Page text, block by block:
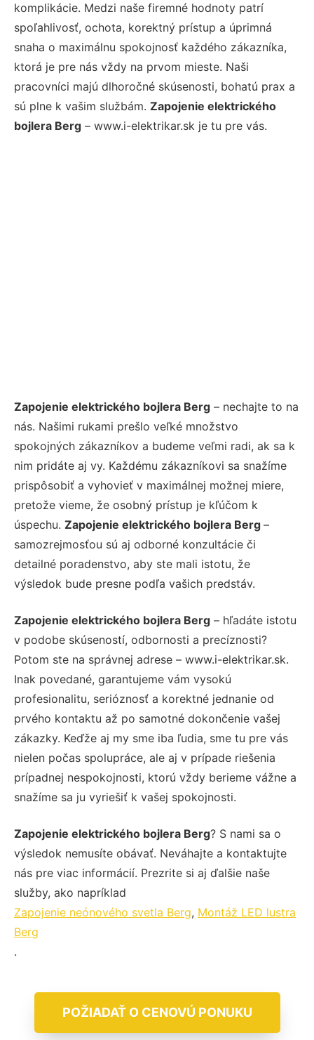
komplikácie. Medzi naše firemné hodnoty patrí
spoľahlivosť, ochota, korektný prístup a úprimná
snaha o maximálnu spokojnosť každého zákazníka,
ktorá je pre nás vždy na prvom mieste. Naši
pracovníci majú dlhoročné skúsenosti, bohatú prax a
sú plne k vašim službám. Zapojenie elektrického
bojlera Berg – www.i-elektrikar.sk je tu pre vás.
Zapojenie elektrického bojlera Berg – nechajte to na
nás. Našimi rukami prešlo veľké množstvo
spokojných zákazníkov a budeme veľmi radi, ak sa k
nim pridáte aj vy. Každému zákazníkovi sa snažíme
prispôsobiť a vyhovieť v maximálnej možnej miere,
pretože vieme, že osobný prístup je kľúčom k
úspechu. Zapojenie elektrického bojlera Berg –
samozrejmosťou sú aj odborné konzultácie či
detailné poradenstvo, aby ste mali istotu, že
výsledok bude presne podľa vašich predstáv.
Zapojenie elektrického bojlera Berg – hľadáte istotu
v podobe skúseností, odbornosti a precíznosti?
Potom ste na správnej adrese – www.i-elektrikar.sk.
Inak povedané, garantujeme vám vysokú
profesionalitu, serióznosť a korektné jednanie od
prvého kontaktu až po samotné dokončenie vašej
zákazky. Keďže aj my sme iba ľudia, sme tu pre vás
nielen počas spolupráce, ale aj v prípade riešenia
prípadnej nespokojnosti, ktorú vždy berieme vážne a
snažíme sa ju vyriešiť k vašej spokojnosti.
Zapojenie elektrického bojlera Berg? S nami sa o
výsledok nemusíte obávať. Neváhajte a kontaktujte
nás pre viac informácií. Prezrite si aj ďalšie naše
služby, ako napríklad
Zapojenie neónového svetla Berg, Montáž LED lustra
Berg
.
POŽIADAŤ O CENOVÚ PONUKU